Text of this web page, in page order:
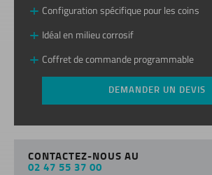
Configuration spécifique pour les coins
Idéal en milieu corrosif
Coffret de commande programmable
DEMANDER UN DEVIS
CONTACTEZ-NOUS AU
02 47 55 37 00